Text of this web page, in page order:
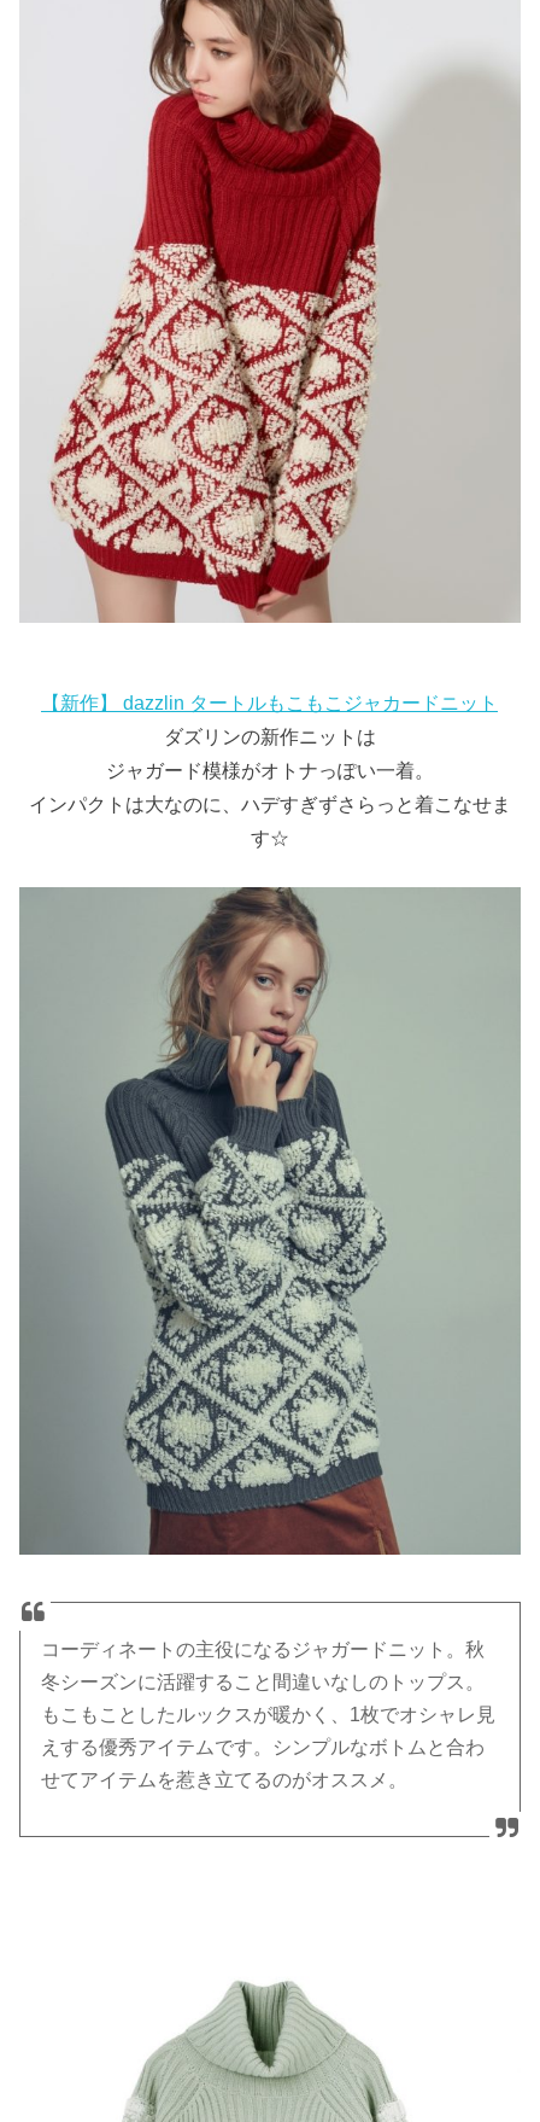
【新作】 dazzlin タートルもこもこジャカードニット
ダズリンの新作ニットは
ジャガード模様がオトナっぽい一着。
インパクトは大なのに、ハデすぎずさらっと着こなせま
す☆
コーディネートの主役になるジャガードニット。秋
冬シーズンに活躍すること間違いなしのトップス。
もこもことしたルックスが暖かく、1枚でオシャレ見
えする優秀アイテムです。シンプルなボトムと合わ
せてアイテムを惹き立てるのがオススメ。